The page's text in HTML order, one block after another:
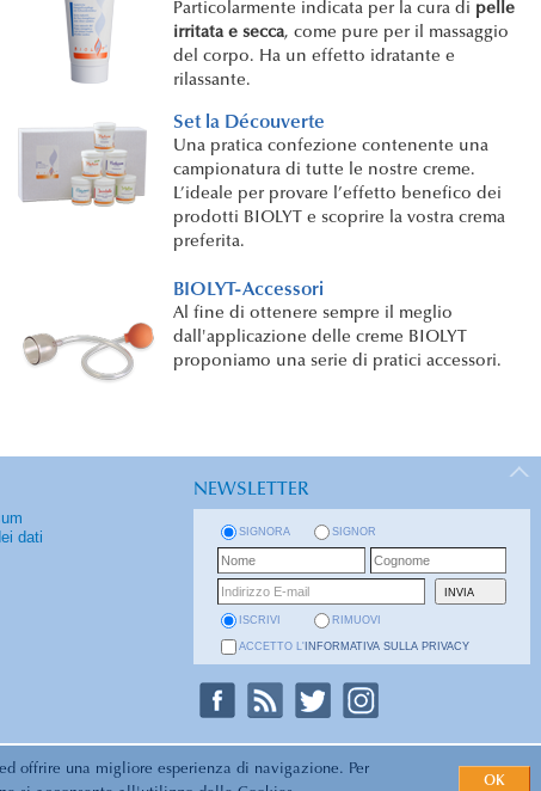
offrire una migliore esperienza di navigazione. Per
OK
Particolarmente indicata per la cura di pelle
irritata e secca, come pure per il massaggio
del corpo. Ha un effetto idratante e
rilassante.
Set la Découverte
Una pratica confezione contenente una
campionatura di tutte le nostre creme.
L’ideale per provare l’effetto benefico dei
prodotti BIOLYT e scoprire la vostra crema
preferita.
BIOLYT-Accessori
Al fine di ottenere sempre il meglio
dall'applicazione delle creme BIOLYT
proponiamo una serie di pratici accessori.
dati
NEWSLETTER
SIGNORA SIGNOR
ISCRIVI RIMUOVI
ACCETTO L' INFORMATIVA SULLA PRIVACY
e benessere... /